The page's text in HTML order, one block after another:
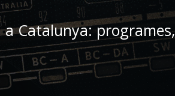
Catalunya: programes,